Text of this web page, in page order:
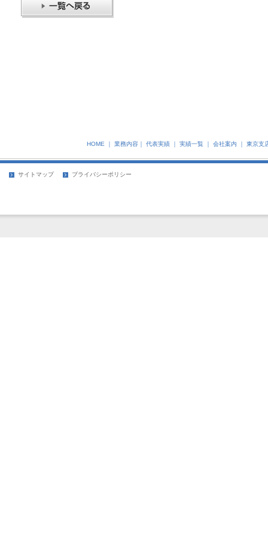
HOME ｜ 業務内容｜ 代表実績｜ 実績一覧｜ 会社案内 ｜ 東京支
サイトマップ プライバシーポリシー